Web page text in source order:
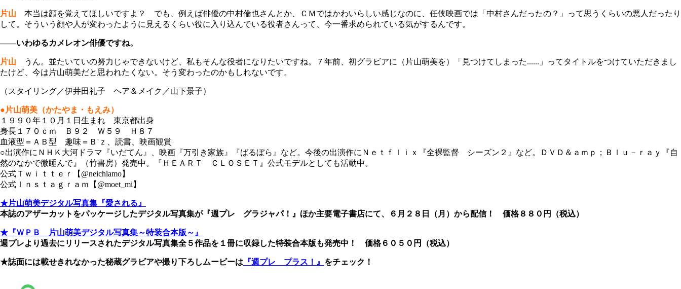
片山 本当は顔を覚えてほしいですよ？ でも、例えば俳優の中村倫也さんとか、ＣＭではかわいらしい感じなのに、任侠映画では「中村さんだったの？」って思うくらいの悪人だったり
して。そういう顔や人が変わったように見えるくらい役に入り込んでいる役者さんって、今一番求められている気がするんです。
――いわゆるカメレオン俳優ですね。
片山 うん。並たいていの努力じゃできないけど、私もそんな役者になりたいですね。７年前、初グラビアに（片山萌美を）「見つけてしまった......」ってタイトルをつけていただきまし
たけど、今は片山萌美だと思われたくない。そう変わったのかもしれないです。
（スタイリング／伊井田礼子 ヘア＆メイク／山下景子）
●片山萌美（かたやま・もえみ）
１９９０年１０月１日生まれ 東京都出身
身長１７０ｃｍ Ｂ９２ Ｗ５９ Ｈ８７
血液型＝ＡＢ型 趣味＝Ｂ'ｚ、読書、映画観賞
○出演作にＮＨＫ大河ドラマ『いだてん』、映画『万引き家族』『ばるぼら』など。今後の出演作にＮｅｔｆｌｉｘ『全裸監督 シーズン２』など。ＤＶＤ＆ａｍｐ；Ｂｌｕ－ｒａｙ『自
然のなかで微睡んで』（竹書房）発売中。『ＨＥＡＲＴ ＣＬＯＳＥＴ』公式モデルとしても活動中。
公式Ｔｗｉｔｔｅｒ【@neichiamo】
公式Ｉｎｓｔａｇｒａｍ【@moet_mi】
★片山萌美デジタル写真集『愛される』
本誌のアザーカットをパッケージしたデジタル写真集が『週プレ グラジャパ！』ほか主要電子書店にて、６月２８日（月）から配信！ 価格８８０円（税込）
★『ＷＰＢ 片山萌美デジタル写真集～特装合本版～』
週プレより過去にリリースされたデジタル写真集全５作品を１冊に収録した特装合本版も発売中！ 価格６０５０円（税込）
★誌面には載せきれなかった秘蔵グラビアや撮り下ろしムービーは 『週プレ プラス！』 をチェック！